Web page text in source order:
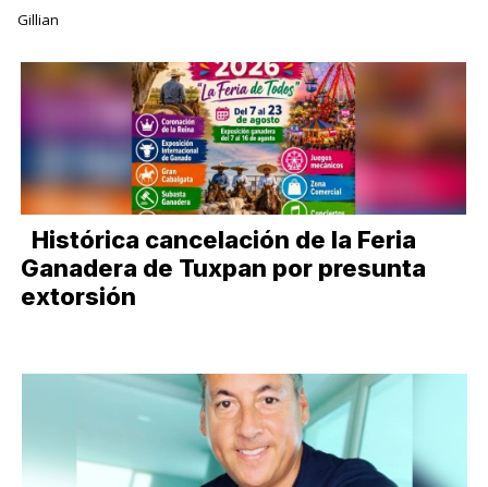
Gillian
Histórica cancelación de la Feria
Ganadera de Tuxpan por presunta
extorsión